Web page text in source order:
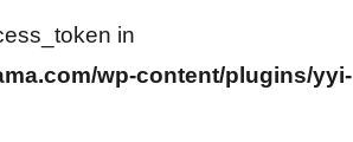
in
wp-content/plugins/yyi-